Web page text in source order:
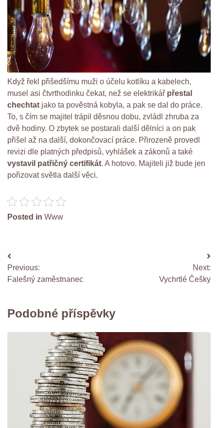
Když řekl přišedšímu muži o účelu kotlíku a kabelech,
musel asi čtvrthodinku čekat, než se elektrikář přestal
chechtat jako ta pověstná kobyla, a pak se dal do práce.
To, s čím se majitel trápil děsnou dobu, zvládl zhruba za
dvě hodiny. O zbytek se postarali další dělníci a on pak
přišel až na další, dokončovací práce. Přirozeně provedl
revizi dle platných předpisů, vyhlášek a zákonů a také
vystavil patřičný certifikát. A hotovo. Majiteli již bude jen
pořizovat světla další věci.
Posted in Www
Navigace
pro
Previous:
Falešný zaměstnanec
Next:
Vychrtlé Češky
Podobné příspěvky